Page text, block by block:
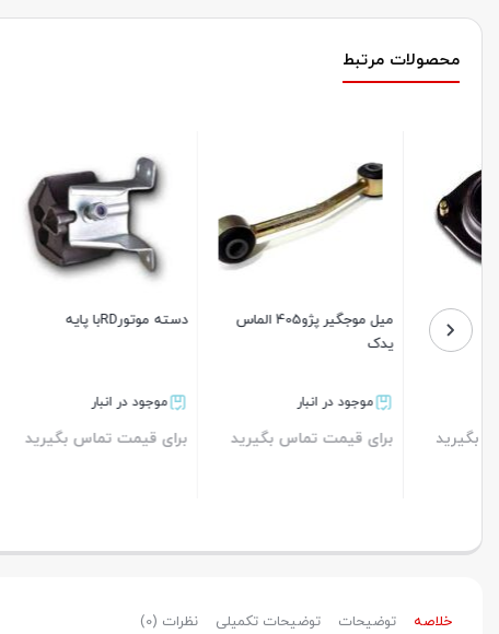
محصولات مرتبط
میل موجگیر پژو405 الماس
یدک
موجود در انبار
برای قیمت تماس بگیرید
دسته موتورRDبا پايه
موجود در انبار
برای قیمت تماس بگیرید
دسته موتور
موجود
برای
خلاصه توضیحات توضیحات تکمیلی نظرات (0)